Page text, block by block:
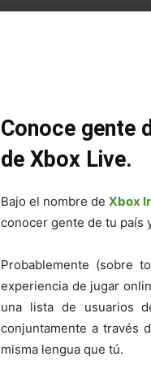
Conoce gente
de Xbox Live.
Bajo el nombre de Xbox
conocer gente de tu país
Probablemente (sobre
experiencia de jugar
una lista de usuarios
conjuntamente a través
misma lengua que tú.